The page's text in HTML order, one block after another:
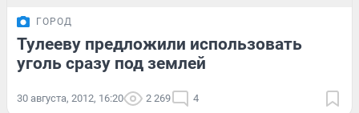
ГОРОД
Тулееву предложили использовать
уголь сразу под землей
30 августа, 2012, 16:20 2 269 4